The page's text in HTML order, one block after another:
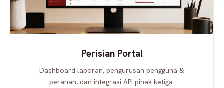
Perisian Portal
Dashboard laporan, pengurusan pengguna &
peranan, dan integrasi API pihak ketiga.